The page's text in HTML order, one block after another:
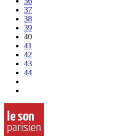
37
38
39
40
41
42
43
44